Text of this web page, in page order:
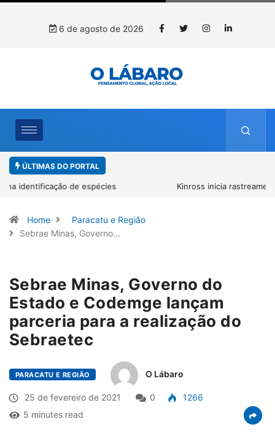
6 de agosto de 2026
ÚLTIMAS DO PORTAL
Kinross inicia rastreamento digital de 10 mil mudas usadas na
Home
Paracatu e Região
Sebrae Minas, Governo…
Sebrae Minas, Governo do
Estado e Codemge lançam
parceria para a realização do
Sebraetec
PARACATU E REGIÃO O Lábaro
25 de fevereiro de 2021 0
1266
5 minutes read